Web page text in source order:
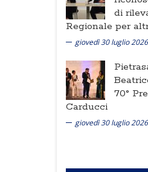
di
Regionale per
giovedì 30 luglio 2026
70°
Carducci
giovedì 30 luglio 2026